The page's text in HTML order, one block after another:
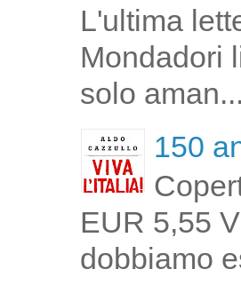
L'ultima
Mondadori
solo aman...
150
EUR 5,55
dobbiamo